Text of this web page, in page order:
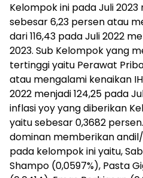
Kelompok ini pada Juli
sebesar 6,23 persen atau
dari 116,43 pada Juli 2022
2023. Sub Kelompok yang
tertinggi yaitu Perawat
atau mengalami kenaikan
2022 menjadi 124,25 pada
inflasi yoy yang diberikan
yaitu sebesar 0,3682
dominan memberikan
pada kelompok ini yaitu,
Shampo (0,0597%), Pasta